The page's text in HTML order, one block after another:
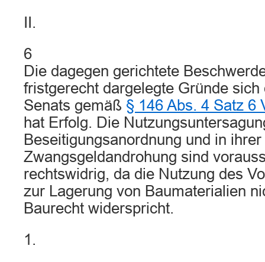
II.
6
Die dagegen gerichtete
fristgerecht dargelegte Gründe sich
Senats gemäß § 146 Abs. 4 Satz 6
hat Erfolg. Die
Beseitigungsanordnung und in
Zwangsgeldandrohung sind
rechtswidrig, da die Nutzung des
zur Lagerung von Baumaterialien
Baurecht widerspricht.
1.